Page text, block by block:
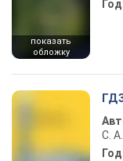
показать
обложку
С.